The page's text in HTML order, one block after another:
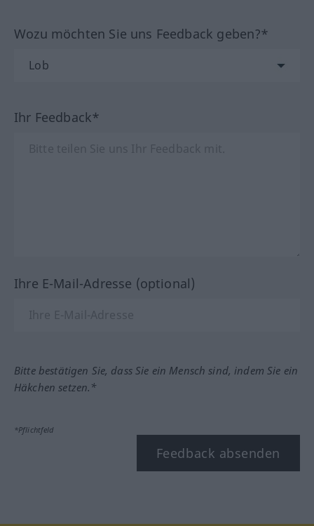
Wozu möchten Sie uns Feedback geben?*
Ihr Feedback*
Ihre E-Mail-Adresse (optional)
Bitte bestätigen Sie, dass Sie ein Mensch sind, indem Sie ein
Häkchen setzen.*
*Pflichtfeld
Feedback absenden